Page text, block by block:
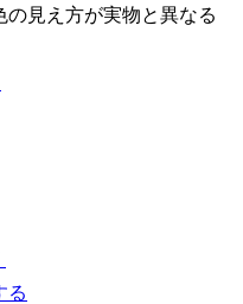
の見え方が実物と異なる
る